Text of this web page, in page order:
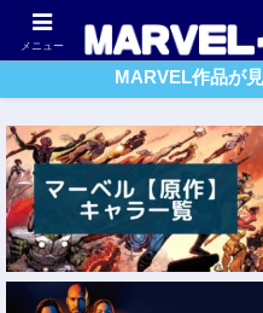
アベンジャーズ スパイダ
MARVEL作品が
メニュー